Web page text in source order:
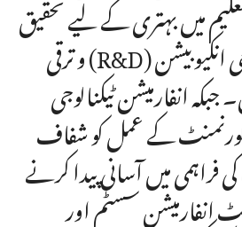
میں بہتری کے لیے تحقیق
و ترقی (R&D) پروگرامز اور ٹیکنالوجی انکیوبیشن
انفارمیشن ٹیکنالوجی
کے عمل کو شفاف
میں آسانی پیدا کرنے
انفارمیشن سسٹم اور